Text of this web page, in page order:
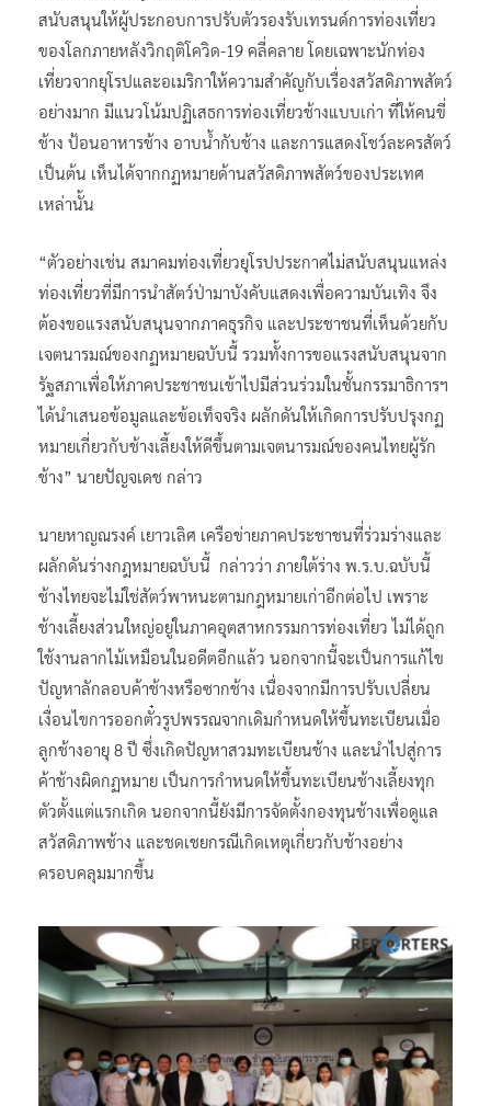
สนับสนุนให้ผู้ประกอบการปรับตัวรองรับเทรนด์การท่องเที่ยว
ของโลกภายหลังวิกฤติโควิด-19 คลี่คลาย โดยเฉพาะนักท่อง
เที่ยวจากยุโรปและอเมริกาให้ความสำคัญกับเรื่องสวัสดิภาพสัตว์
อย่างมาก มีแนวโน้มปฏิเสธการท่องเที่ยวช้างแบบเก่า ที่ให้คนขี่
ช้าง ป้อนอาหารช้าง อาบน้ำกับช้าง และการแสดงโชว์ละครสัตว์
เป็นต้น เห็นได้จากกฏหมายด้านสวัสดิภาพสัตว์ของประเทศ
เหล่านั้น
“ตัวอย่างเช่น สมาคมท่องเที่ยวยุโรปประกาศไม่สนับสนุนแหล่ง
ท่องเที่ยวที่มีการนำสัตว์ป่ามาบังคับแสดงเพื่อความบันเทิง จึง
ต้องขอแรงสนับสนุนจากภาคธุรกิจ และประชาชนที่เห็นด้วยกับ
เจตนารมณ์ของกฏหมายฉบับนี้ รวมทั้งการขอแรงสนับสนุนจาก
รัฐสภาเพื่อให้ภาคประชาชนเข้าไปมีส่วนร่วมในชั้นกรรมาธิการฯ
ได้นำเสนอข้อมูลและข้อเท็จจริง ผลักดันให้เกิดการปรับปรุงกฏ
หมายเกี่ยวกับช้างเลี้ยงให้ดีขึ้นตามเจตนารมณ์ของคนไทยผู้รัก
ช้าง” นายปัญจเดช กล่าว
นายหาญณรงค์ เยาวเลิศ เครือข่ายภาคประชาชนที่ร่วมร่างและ
ผลักดันร่างกฎหมายฉบับนี้ กล่าวว่า ภายใต้ร่าง พ.ร.บ.ฉบับนี้
ช้างไทยจะไม่ใช่สัตว์พาหนะตามกฎหมายเก่าอีกต่อไป เพราะ
ช้างเลี้ยงส่วนใหญ่อยู่ในภาคอุตสาหกรรมการท่องเที่ยว ไม่ได้ถูก
ใช้งานลากไม้เหมือนในอดีตอีกแล้ว นอกจากนี้จะเป็นการแก้ไข
ปัญหาลักลอบค้าช้างหรือซากช้าง เนื่องจากมีการปรับเปลี่ยน
เงื่อนไขการออกตั๋วรูปพรรณจากเดิมกำหนดให้ขึ้นทะเบียนเมื่อ
ลูกช้างอายุ 8 ปี ซึ่งเกิดปัญหาสวมทะเบียนช้าง และนำไปสู่การ
ค้าช้างผิดกฏหมาย เป็นการกำหนดให้ขึ้นทะเบียนช้างเลี้ยงทุก
ตัวตั้งแต่แรกเกิด นอกจากนี้ยังมีการจัดตั้งกองทุนช้างเพื่อดูแล
สวัสดิภาพช้าง และชดเชยกรณีเกิดเหตุเกี่ยวกับช้างอย่าง
ครอบคลุมมากขึ้น